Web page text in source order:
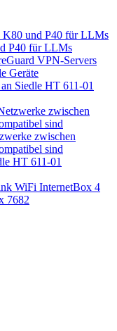
und P40 für LLMs
P40 für LLMs
VPN-Servers
Geräte
Siedle HT 611-01
zwischen
sind
zwischen
sind
HT 611-01
WiFi InternetBox 4
7682